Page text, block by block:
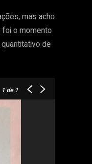
mas acho
foi o momento
de
1 de 1